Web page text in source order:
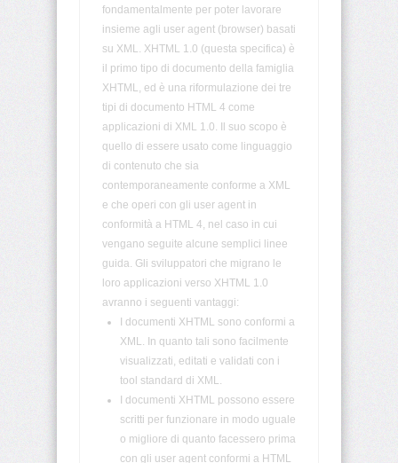
<fieldset>
<frameset>
fondamentalmente per poter lavorare
insieme agli user agent (browser) basati
su XML. XHTML 1.0 (questa specifica) è
il primo tipo di documento della famiglia
XHTML, ed è una riformulazione dei tre
tipi di documento HTML 4 come
applicazioni di XML 1.0. Il suo scopo è
quello di essere usato come linguaggio
di contenuto che sia
contemporaneamente conforme a XML
e che operi con gli user agent in
conformità a HTML 4, nel caso in cui
vengano seguite alcune semplici linee
guida. Gli sviluppatori che migrano le
loro applicazioni verso XHTML 1.0
avranno i seguenti vantaggi:
I documenti XHTML sono conformi a
XML. In quanto tali sono facilmente
visualizzati, editati e validati con i
tool standard di XML.
I documenti XHTML possono essere
scritti per funzionare in modo uguale
o migliore di quanto facessero prima
con gli user agent conformi a HTML